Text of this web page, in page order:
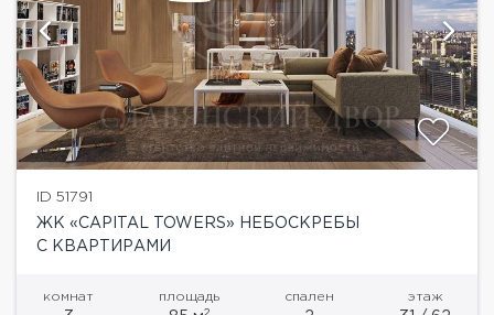
ID 51791
ЖК «CAPITAL TOWERS» НЕБОСКРЕБЫ
С КВАРТИРАМИ
комнат площадь спален этаж